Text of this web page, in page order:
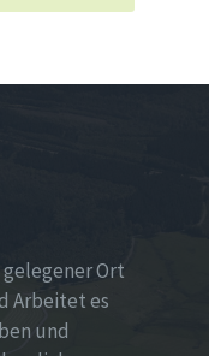
Ort
Arbeitet es
und